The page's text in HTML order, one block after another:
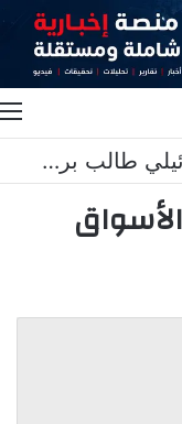
اعلام عبري : الجيش الإسرائيلي طالب برد عسكري قاسٍ في لبنان..